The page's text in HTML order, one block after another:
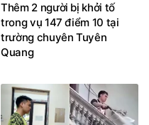
Thêm 2 người bị khởi tố
trong vụ 147 điểm 10 tại
trường chuyên Tuyên
Quang